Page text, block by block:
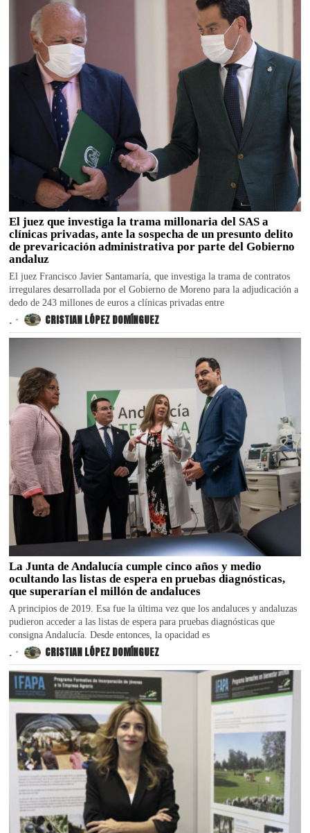
El juez que investiga la trama millonaria del SAS a
clínicas privadas, ante la sospecha de un presunto delito
de prevaricación administrativa por parte del Gobierno
andaluz
El juez Francisco Javier Santamaría, que investiga la trama de contratos
irregulares desarrollada por el Gobierno de Moreno para la adjudicación a
dedo de 243 millones de euros a clínicas privadas entre
. CRISTIAN LÓPEZ DOMÍNGUEZ
La Junta de Andalucía cumple cinco años y medio
ocultando las listas de espera en pruebas diagnósticas,
que superarían el millón de andaluces
A principios de 2019. Esa fue la última vez que los andaluces y andaluzas
pudieron acceder a las listas de espera para pruebas diagnósticas que
consigna Andalucía. Desde entonces, la opacidad es
. CRISTIAN LÓPEZ DOMÍNGUEZ